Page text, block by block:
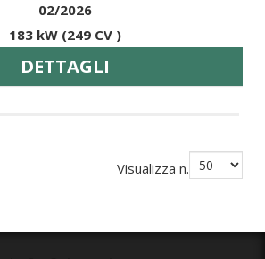
02/2026
183 kW (249 CV )
DETTAGLI
Visualizza n.